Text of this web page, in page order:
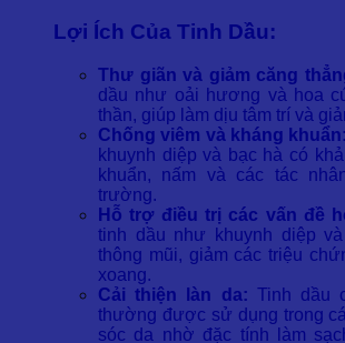
Lợi Ích Của Tinh Dầu:
Thư giãn và giảm căng
dầu như oải hương và hoa
thần, giúp làm dịu tâm trí và
Chống viêm và kháng khuẩn:
khuynh diệp và bạc hà có
khuẩn, nấm và các tác
trường.
Hỗ trợ điều trị các vấn đề
tinh dầu như khuynh diệp
thông mũi, giảm các triệu
xoang.
Cải thiện làn da: Tinh dầu
thường được sử dụng trong
sóc da nhờ đặc tính làm